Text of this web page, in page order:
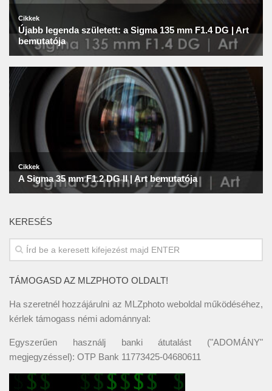
KERESÉS
TÁMOGASD AZ MLZPHOTO OLDALT!
Ha szeretnél hozzájárulni az MLZphoto weboldal működéséhez,
kérlek támogass némi adománnyal:
Egyszerűen használj banki átutalást ("ADOMÁNY"
megjegyzéssel): OTP Bank 11773425-04680611